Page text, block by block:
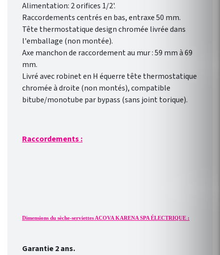
Alimentation: 2 orifices 1/2'.
Raccordements centrés en bas, entraxe 50 mm.
Tête thermostatique design chromée livrée dans
l'emballage (non montée).
Axe manchon de raccordement au mur : 59 mm à 69
mm.
Livré avec robinet en H équerre tête thermostatique
chromée à droite (non montés), compatible
bitube/monotube par bypass (sans joint torique).
Raccordements :
Dimensions du sèche-serviettes ACOVA KARENA SPA ÉLECTRIQUE :
Garantie 2 ans.